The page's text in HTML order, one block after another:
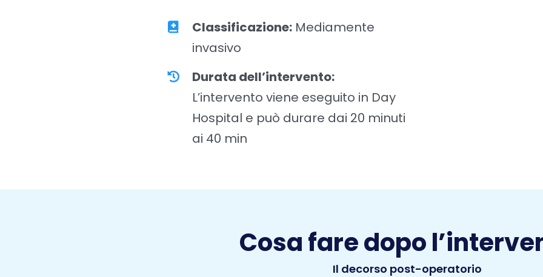
Classificazione:Mediamente
invasivo
Durata dell’intervento:
L’intervento viene eseguito in Day
Hospital e può durare dai 20 minuti
ai 40 min
Cosa fare dopo
Il decorso post-operatorio